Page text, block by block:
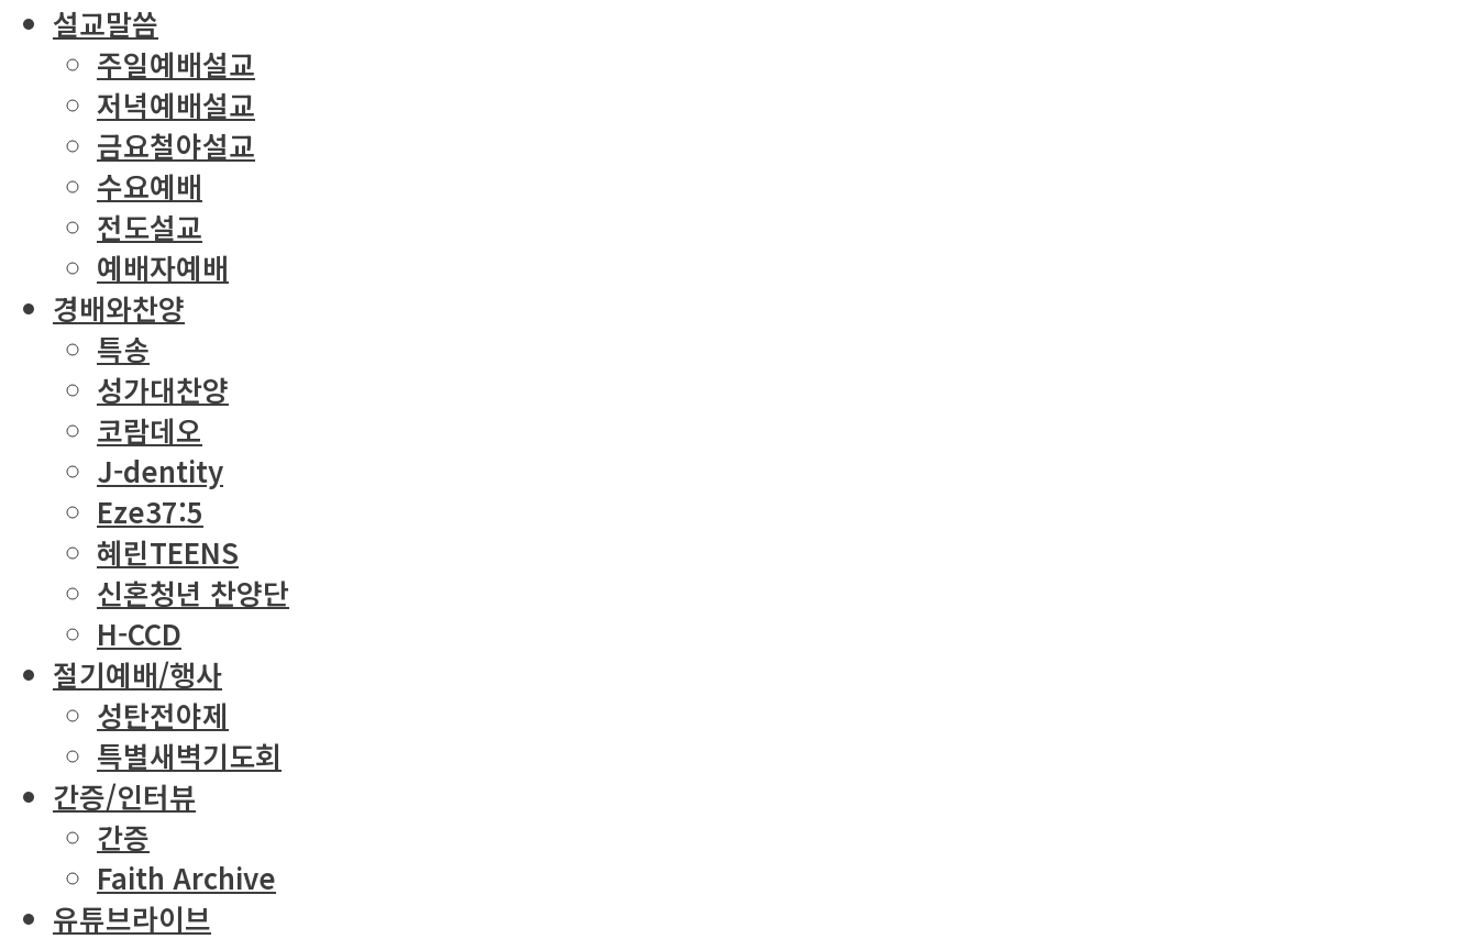
설교말씀
주일예배설교
저녁예배설교
금요철야설교
수요예배
전도설교
예배자예배
경배와찬양
특송
성가대찬양
코람데오
J-dentity
Eze37:5
혜린TEENS
신혼청년 찬양단
H-CCD
절기예배/행사
성탄전야제
특별새벽기도회
간증/인터뷰
간증
Faith Archive
유튜브라이브